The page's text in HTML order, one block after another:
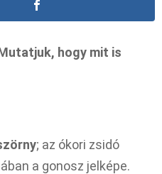
hogy mit is
; az ókori zsidó
a gonosz jelképe.